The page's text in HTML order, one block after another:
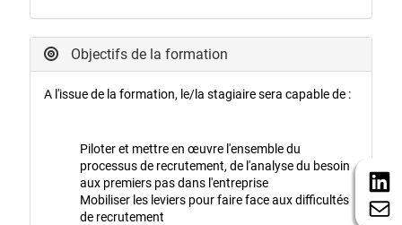
Objectifs de la formation
A l'issue de la formation, le/la stagiaire sera capable de :
Piloter et mettre en œuvre l'ensemble du
processus de recrutement, de l'analyse du besoin
aux premiers pas dans l'entreprise
Mobiliser les leviers pour faire face aux difficultés
de recrutement